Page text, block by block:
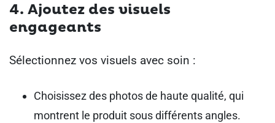
4. Ajoutez des visuels
engageants
Sélectionnez vos visuels avec soin :
Choisissez des photos de haute qualité, qui
montrent le produit sous différents angles.